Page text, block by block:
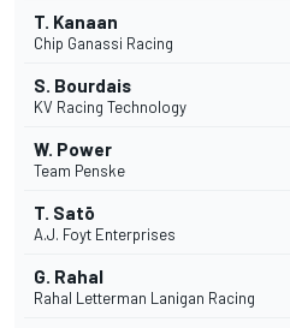
T. Kanaan
Chip Ganassi Racing
S. Bourdais
KV Racing Technology
W. Power
Team Penske
T. Satō
A.J. Foyt Enterprises
G. Rahal
Rahal Letterman Lanigan Racing